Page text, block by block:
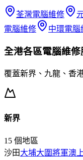
荃灣電腦維修
電腦維修
中環電腦
全港各區電腦維修
覆蓋新界、九龍、香
新界
15 個地區
沙田大埔大圍將軍澳